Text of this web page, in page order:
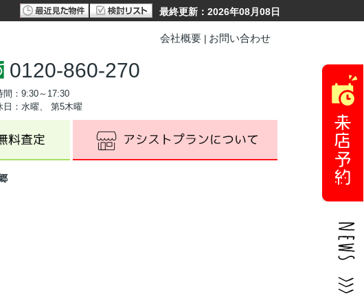
最終更新：2026年08月08日
会社概要 お問い合わせ
0120-860-270
間：9:30～17:30
日：水曜、 第5木曜